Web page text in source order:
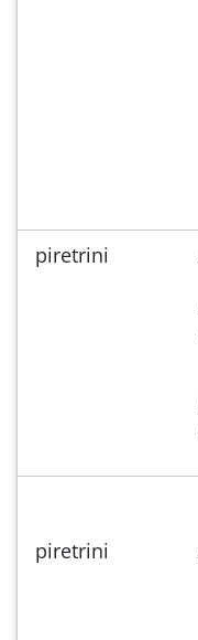
piretrini
piretrini